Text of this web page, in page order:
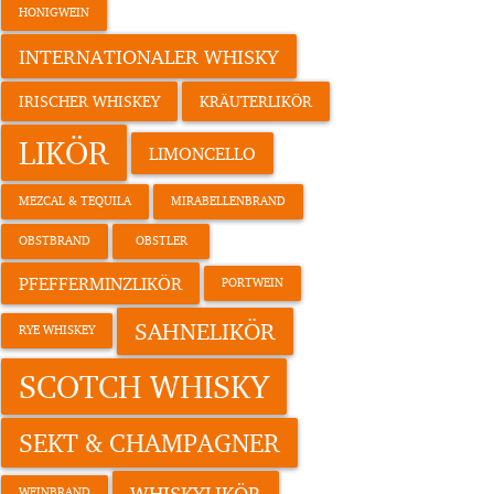
HONIGWEIN
INTERNATIONALER WHISKY
IRISCHER WHISKEY KRÄUTERLIKÖR
LIKÖR LIMONCELLO
MEZCAL & TEQUILA MIRABELLENBRAND
OBSTBRAND OBSTLER
PFEFFERMINZLIKÖR PORTWEIN
RYE WHISKEY SAHNELIKÖR
SCOTCH WHISKY
SEKT & CHAMPAGNER